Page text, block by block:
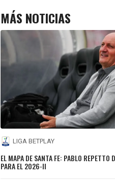
MÁS NOTICIAS
LIGA BETPLAY
EL MAPA DE SANTA FE: PABLO REPETTO
PARA EL 2026-II